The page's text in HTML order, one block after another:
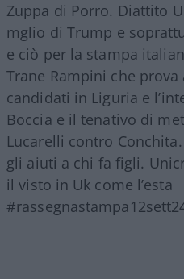
Zuppa di Porro. Diattito
mglio di Trump e
e ciò per la stampa
Trane Rampini che prova
candidati in Liguria e
Boccia e il tenativo di
Lucarelli contro
gli aiuti a chi fa figli.
il visto in Uk come l’esta